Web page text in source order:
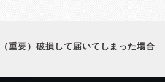
重要）破損して届いてしまった場合